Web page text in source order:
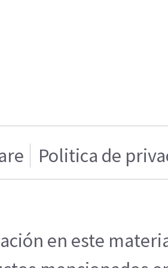
Politica de
en este